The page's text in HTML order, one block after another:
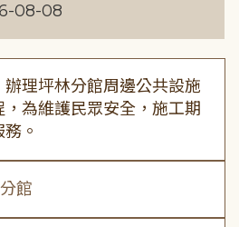
08-08
辦理坪林分館周邊公共設施
為維護民眾安全，施工期
。
館